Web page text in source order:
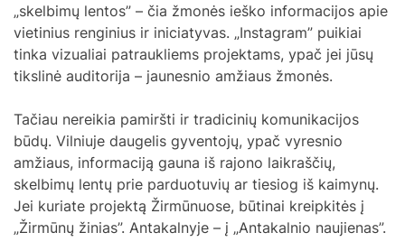
„skelbimų lentos” – čia žmonės ieško informacijos apie
vietinius renginius ir iniciatyvas. „Instagram” puikiai
tinka vizualiai patraukliems projektams, ypač jei jūsų
tikslinė auditorija – jaunesnio amžiaus žmonės.
Tačiau nereikia pamiršti ir tradicinių komunikacijos
būdų. Vilniuje daugelis gyventojų, ypač vyresnio
amžiaus, informaciją gauna iš rajono laikraščių,
skelbimų lentų prie parduotuvių ar tiesiog iš kaimynų.
Jei kuriate projektą Žirmūnuose, būtinai kreipkitės į
„Žirmūnų žinias”. Antakalnyje – į „Antakalnio naujienas”.